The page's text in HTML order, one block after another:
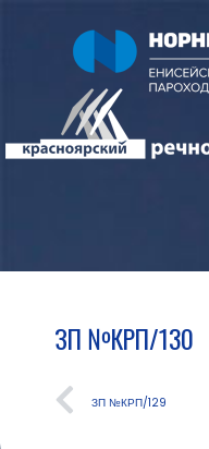
ЗП №КРП/130
ЗП №КРП/129